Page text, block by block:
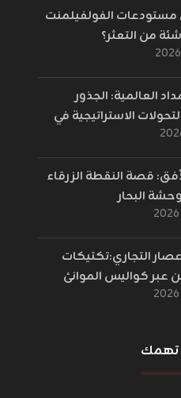
الفولفيلمنت
من التعثر؟
العالمية: الجذور
الاستراتيجية في
قصة النقطة الزرقاء
البحار
التجاري:تكتيكات
عبر كواليس الموانئ
تهمك